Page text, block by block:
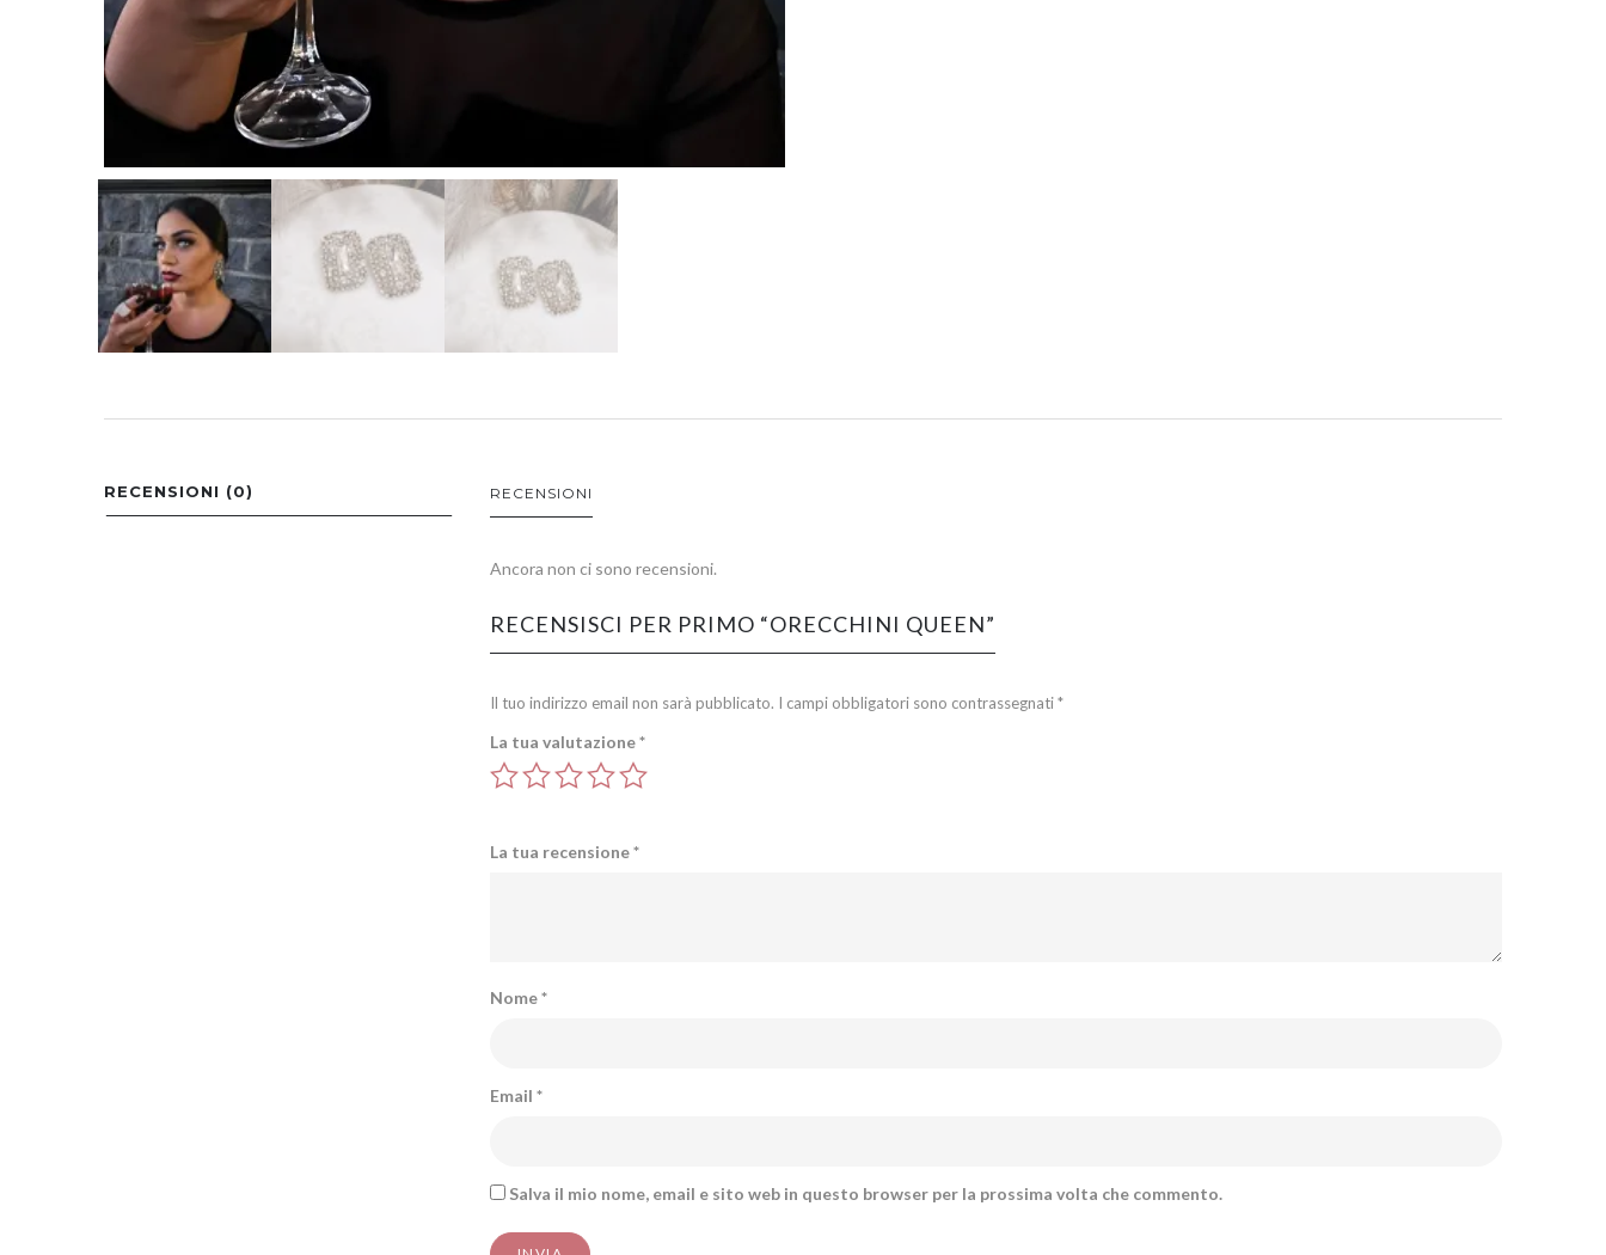
RECENSIONI (0) RECENSIONI
Ancora non ci sono recensioni.
RECENSISCI PER PRIMO “ORECCHINI QUEEN”
Il tuo indirizzo email non sarà pubblicato. I campi obbligatori sono contrassegnati*
La tua valutazione*
La tua recensione*
Nome*
Email *
Salva il mio nome, email e sito web in questo browser per la prossima volta che commento.